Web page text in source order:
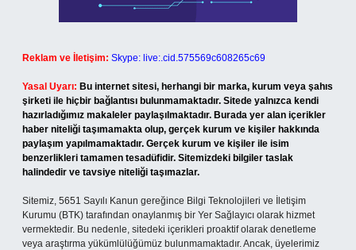
Reklam ve İletişim: Skype: live:.cid.575569c608265c69
Yasal Uyarı: Bu internet sitesi, herhangi bir marka, kurum veya şahıs
şirketi ile hiçbir bağlantısı bulunmamaktadır. Sitede yalnızca kendi
hazırladığımız makaleler paylaşılmaktadır. Burada yer alan içerikler
haber niteliği taşımamakta olup, gerçek kurum ve kişiler hakkında
paylaşım yapılmamaktadır. Gerçek kurum ve kişiler ile isim
benzerlikleri tamamen tesadüfidir. Sitemizdeki bilgiler taslak
halindedir ve tavsiye niteliği taşımazlar.
Sitemiz, 5651 Sayılı Kanun gereğince Bilgi Teknolojileri ve İletişim
Kurumu (BTK) tarafından onaylanmış bir Yer Sağlayıcı olarak hizmet
vermektedir. Bu nedenle, sitedeki içerikleri proaktif olarak denetleme
veya araştırma yükümlülüğümüz bulunmamaktadır. Ancak, üyelerimiz